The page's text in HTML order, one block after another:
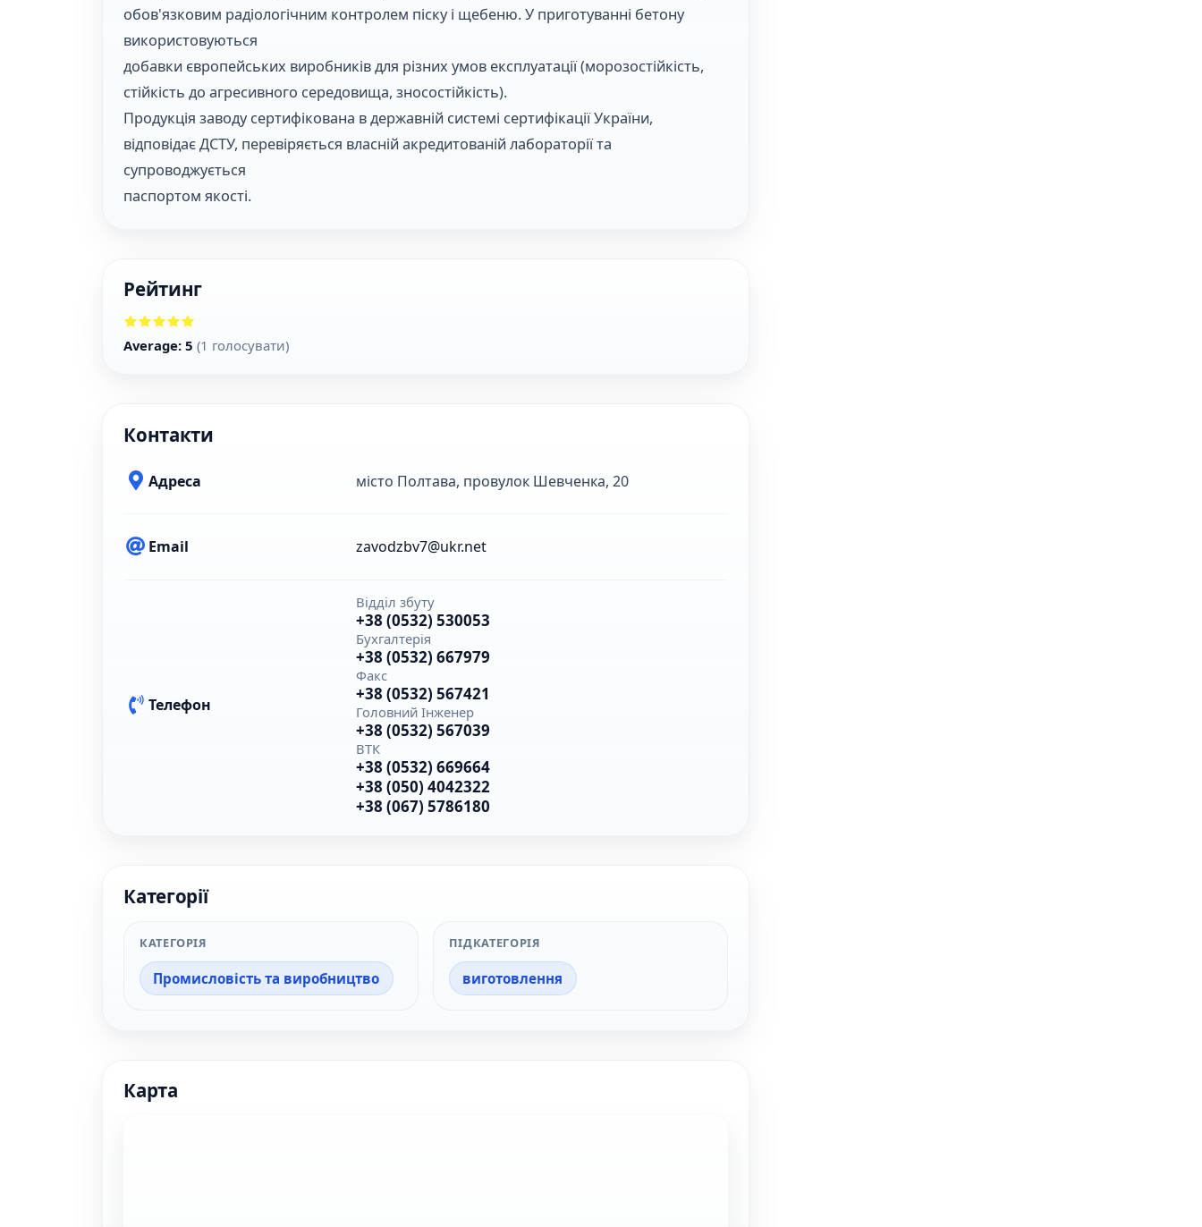
обов'язковим радіологічним контролем піску і щебеню. У приготуванні бетону
використовуються
добавки європейських виробників для різних умов експлуатації (морозостійкість,
стійкість до агресивного середовища, зносостійкість).
Продукція заводу сертифікована в державній системі сертифікації України,
відповідає ДСТУ, перевіряється власній акредитованій лабораторії та
супроводжується
паспортом якості.
Рейтинг
Average:5 (1 голосувати)
Контакти
Адреса місто Полтава, провулок Шевченка, 20
Email zavodzbv7@ukr.net
Телефон
Відділ збуту
+38 (0532) 530053
Бухгалтерія
+38 (0532) 667979
Факс
+38 (0532) 567421
Головний Інженер
+38 (0532) 567039
ВТК
+38 (0532) 669664
+38 (050) 4042322
+38 (067) 5786180
Категорії
КАТЕГОРІЯ
Промисловість та виробництво
ПІДКАТЕГОРІЯ
виготовлення
Карта